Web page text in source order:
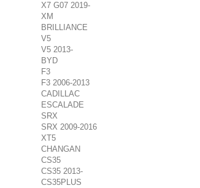
X7 G07 2019-
XM
BRILLIANCE
V5
V5 2013-
BYD
F3
F3 2006-2013
CADILLAC
ESCALADE
SRX
SRX 2009-2016
XT5
CHANGAN
CS35
CS35 2013-
CS35PLUS